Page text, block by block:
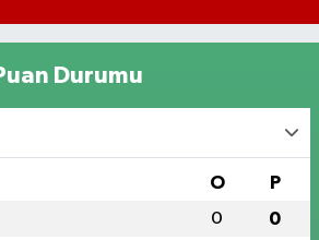
Durumu
O P
0 0